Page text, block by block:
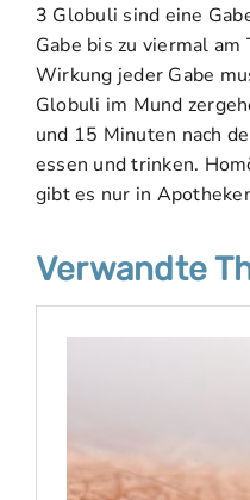
3 Globuli sind eine
Gabe bis zu viermal
Wirkung jeder Gabe
Globuli im Mund
und 15 Minuten nach
essen und trinken.
gibt es nur in
Verwandte